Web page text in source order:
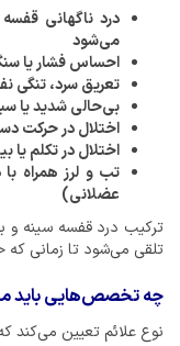
درد ناگهانی
می‌شود
احساس فشار یا
تعریق سرد، تنگی
بی‌حالی شدید یا
اختلال در حرکت
اختلال در تکلم یا
تب و لرز همراه
عضلانی)
ترکیب درد قفسه سینه
تلقی می‌شود تا زمانی
چه تخصص‌هایی باید
نوع علائم تعیین می‌کند